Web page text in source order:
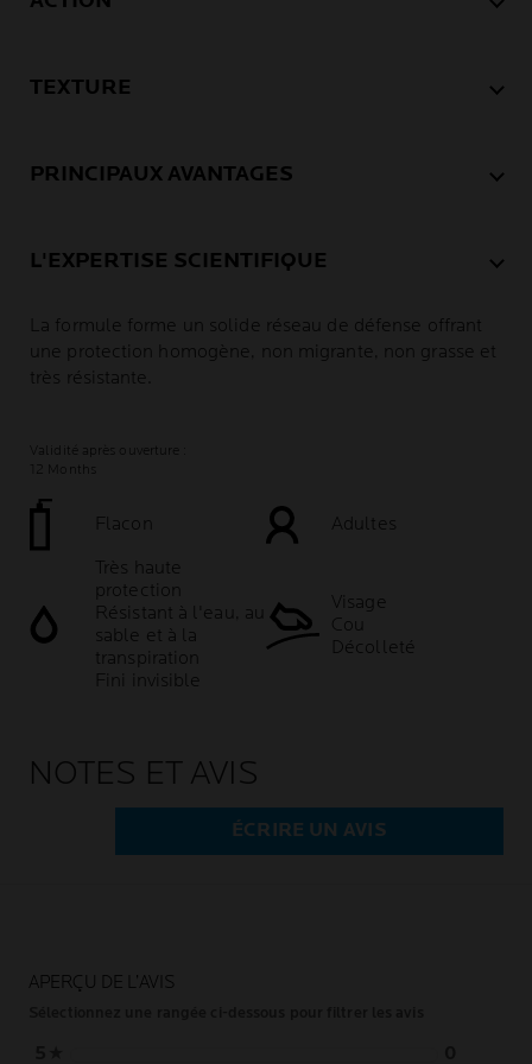
TEXTURE
PRINCIPAUX AVANTAGES
L'EXPERTISE SCIENTIFIQUE
La formule forme un solide réseau de défense offrant
une protection homogène, non migrante, non grasse et
très résistante.
Validité après ouverture :
12 Months
Flacon
Adultes
Très haute
protection
Résistant à l'eau, au
sable et à la
transpiration
Fini invisible
Visage
Cou
Décolleté
NOTES ET AVIS
ÉCRIRE UN AVIS
APERÇU DE L’AVIS